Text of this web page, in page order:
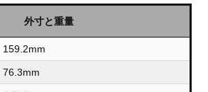
外寸と重量
159.2mm
76.3mm